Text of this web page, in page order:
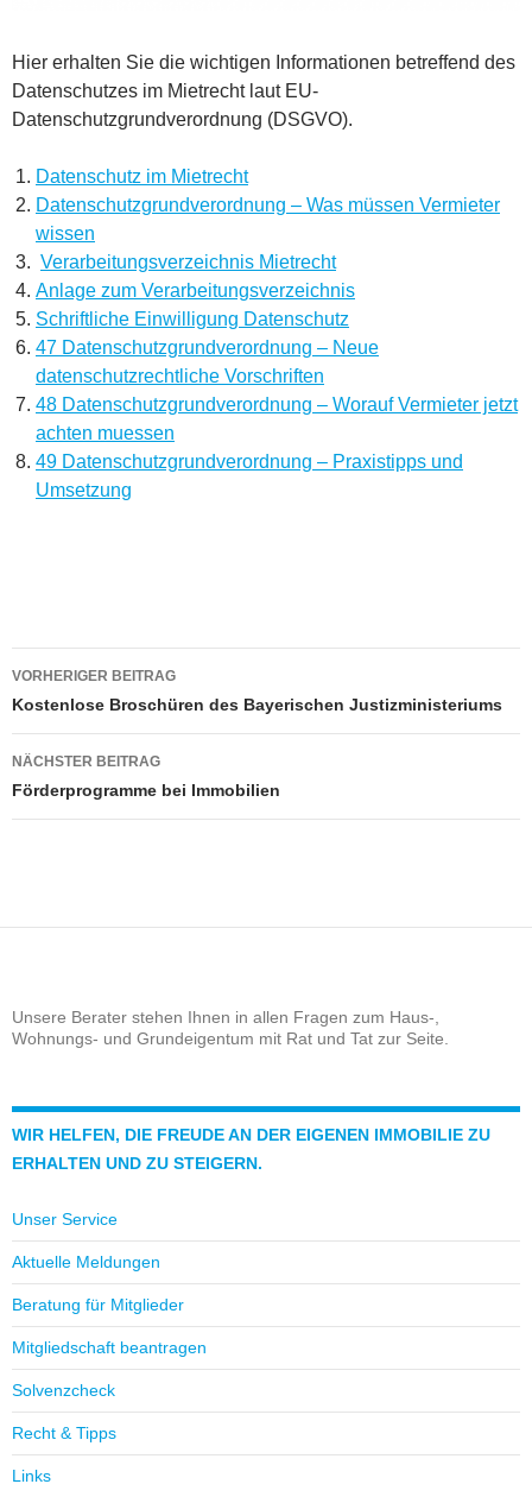
Hier erhalten Sie die wichtigen Informationen betreffend des
Datenschutzes im Mietrecht laut EU-
Datenschutzgrundverordnung (DSGVO).
Datenschutz im Mietrecht
Datenschutzgrundverordnung – Was müssen Vermieter
wissen
Verarbeitungsverzeichnis Mietrecht
Anlage zum Verarbeitungsverzeichnis
Schriftliche Einwilligung Datenschutz
47 Datenschutzgrundverordnung – Neue
datenschutzrechtliche Vorschriften
48 Datenschutzgrundverordnung – Worauf Vermieter jetzt
achten muessen
49 Datenschutzgrundverordnung – Praxistipps und
Umsetzung
Beitragsnavigation
VORHERIGER BEITRAG
Kostenlose Broschüren des Bayerischen Justizministeriums
NÄCHSTER BEITRAG
Förderprogramme bei Immobilien
Unsere Berater stehen Ihnen in allen Fragen zum Haus-,
Wohnungs- und Grundeigentum mit Rat und Tat zur Seite.
WIR HELFEN, DIE FREUDE AN DER EIGENEN IMMOBILIE ZU
ERHALTEN UND ZU STEIGERN.
Unser Service
Aktuelle Meldungen
Beratung für Mitglieder
Mitgliedschaft beantragen
Solvenzcheck
Recht & Tipps
Links